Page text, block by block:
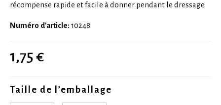
récompense rapide et facile à donner pendant le dressage.
Numéro d'article: 10248
1,75 €
Taille de l’emballage